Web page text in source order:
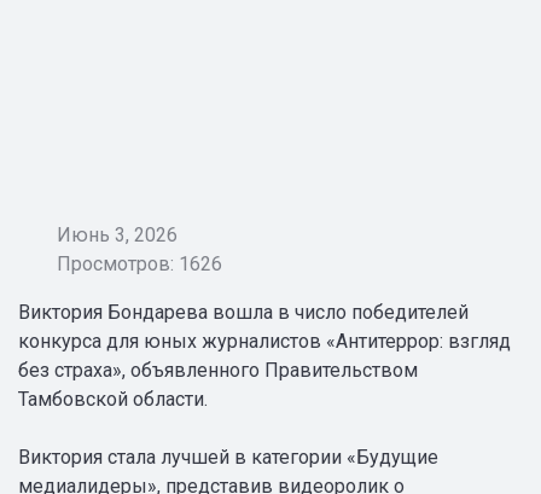
Июнь 3, 2026
Просмотров: 1626
Виктория Бондарева вошла в число победителей
конкурса для юных журналистов «Антитеррор: взгляд
без страха», объявленного Правительством
Тамбовской области.
Виктория стала лучшей в категории «Будущие
медиалидеры», представив видеоролик о